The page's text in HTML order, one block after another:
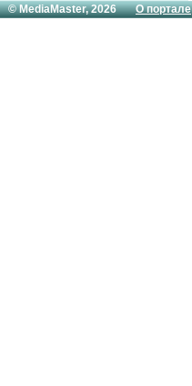
© MediaMaster, 2026О портале